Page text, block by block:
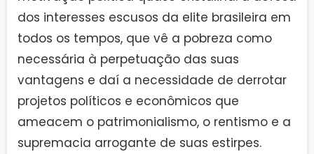
dos interesses escusos da elite brasileira em
todos os tempos, que vê a pobreza como
necessária à perpetuação das suas
vantagens e daí a necessidade de derrotar
projetos políticos e econômicos que
ameacem o patrimonialismo, o rentismo e a
supremacia arrogante de suas estirpes.